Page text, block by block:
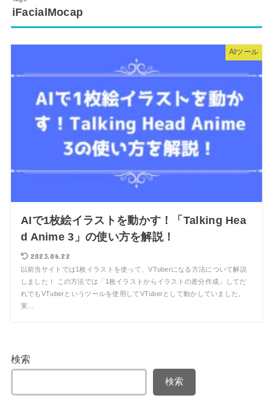
iFacialMocap
AIツール
AIで1枚絵イラストを動かす！「Talking Hea
d Anime 3」の使い方を解説！
2023.06.22
以前当サイトでは1枚イラストを使って、VTuberになる方法について解説
しました！ この方法では「1枚イラストからイラストの差分作成」してだ
れでもVTuberというツールを使用してVTuberとして動かしていました。
実...
検索
検索